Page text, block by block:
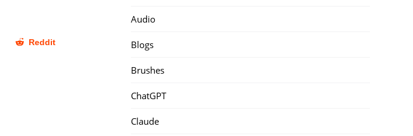
Reddit
Audio
Blogs
Brushes
ChatGPT
Claude